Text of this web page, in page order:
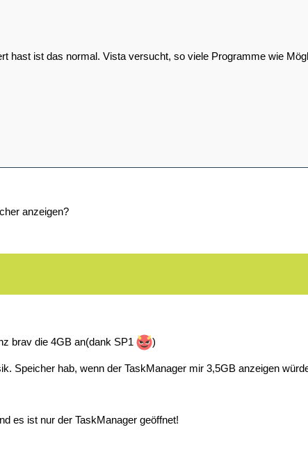
hast ist das normal. Vista versucht, so viele Programme wie
anzeigen?
brav die 4GB an(dank SP1 )
Speicher hab, wenn der TaskManager mir 3,5GB anzeigen
es ist nur der TaskManager geöffnet!